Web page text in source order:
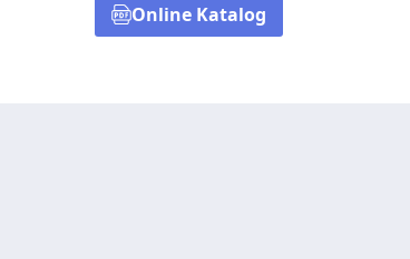
Online Katalog